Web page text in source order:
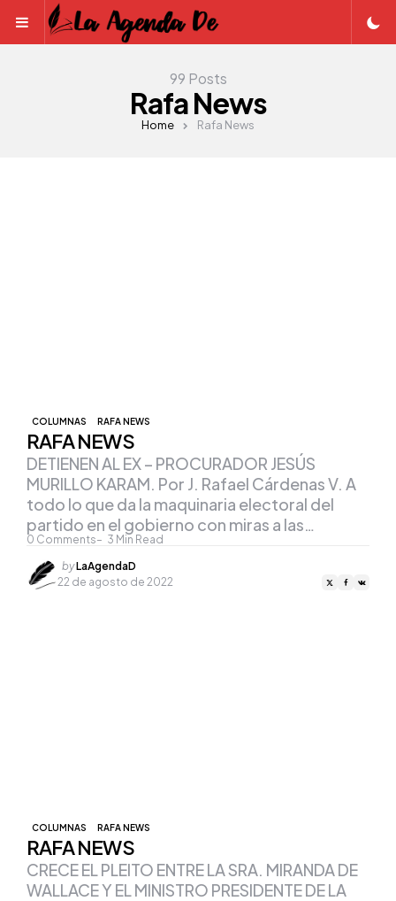
Menu
99 Posts
Rafa News
Home Rafa News
COLUMNAS RAFA NEWS
RAFA NEWS
0 Comments 3 Min Read
DETIENEN AL EX – PROCURADOR JESÚS
MURILLO KARAM. Por J. Rafael Cárdenas V. A
todo lo que da la maquinaria electoral del
partido en el gobierno con miras a las…
Posted
by
byLaAgendaD
22 de agosto de 2022
COLUMNAS RAFA NEWS
RAFA NEWS
CRECE EL PLEITO ENTRE LA SRA. MIRANDA DE
WALLACE Y EL MINISTRO PRESIDENTE DE LA